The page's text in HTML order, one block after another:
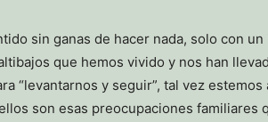
sin ganas de hacer nada, solo con
que hemos vivido y nos han
“levantarnos y seguir”, tal vez estemos
son esas preocupaciones familiares